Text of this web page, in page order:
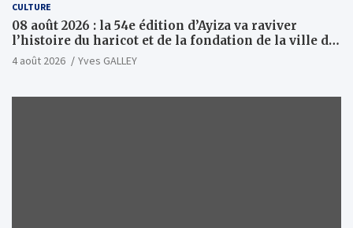
CULTURE
08 août 2026 : la 54e édition d’Ayiza va raviver
l’histoire du haricot et de la fondation de la ville de
Tsévié
4 août 2026 Yves GALLEY